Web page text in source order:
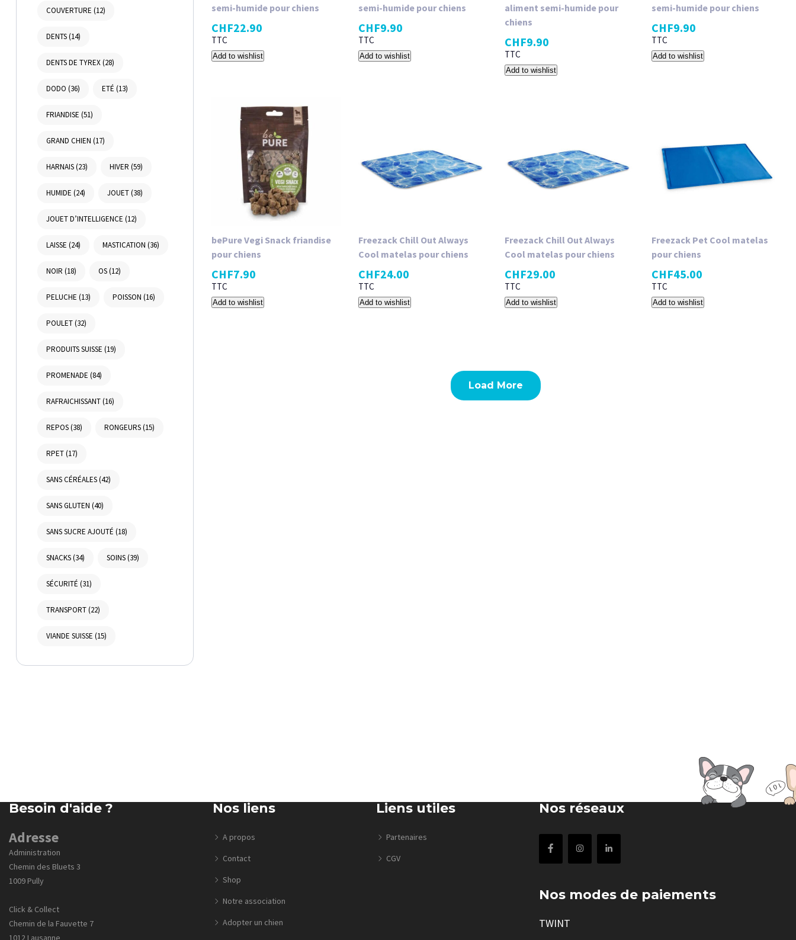
COUVERTURE (12)
DENTS(14)
DENTS DE TYREX(28)
DODO (36) ETÉ (13)
FRIANDISE (51)
GRAND CHIEN (17)
HARNAIS(23) HIVER (59)
HUMIDE (24) JOUET(38)
JOUET D’INTELLIGENCE (12)
LAISSE (24) MASTICATION (36)
NOIR (18) OS(12)
PELUCHE (13) POISSON (16)
POULET(32)
PRODUITS SUISSE (19)
PROMENADE (84)
RAFRAICHISSANT(16)
REPOS(38) RONGEURS(15)
RPET(17)
SANS CÉRÉALES(42)
SANS GLUTEN (40)
SANS SUCRE AJOUTÉ (18)
SNACKS(34) SOINS(39)
SÉCURITÉ (31)
TRANSPORT(22)
VIANDE SUISSE (15)
semi​-​humide pour chiens
CHF22.90
TTC
Add to wishlist
semi​-​humide pour chiens
CHF9.90
TTC
Add to wishlist
aliment semi​-​humide pour
chiens
CHF9.90
TTC
Add to wishlist
semi​-​humide pour chiens
CHF9.90
TTC
Add to wishlist
bePure Vegi Snack friandise
pour chiens
CHF7.90
TTC
Add to wishlist
Freezack Chill Out Always
Cool matelas pour chiens
CHF24.00
TTC
Add to wishlist
Freezack Chill Out Always
Cool matelas pour chiens
CHF29.00
TTC
Add to wishlist
Freezack Pet Cool matelas
pour chiens
CHF45.00
TTC
Add to wishlist
Load More
Besoin d'aide ?
Adresse
Administration
Chemin des Bluets 3
1009 Pully
Click & Collect
Chemin de la Fauvette 7
1012 Lausanne
Nos liens
A propos
Contact
Shop
Notre association
Adopter un chien
Liens utiles
Partenaires
CGV
Nos réseaux
Nos modes de paiements
TWINT